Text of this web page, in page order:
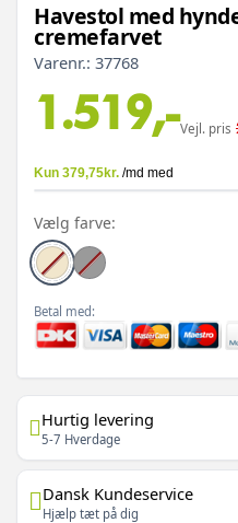
Havestol med
cremefarvet
Varenr.: 37768
1.519,-Vejl. pris
Vælg farve:
Betal med:
Hurtig levering
5-7 Hverdage
Dansk Kundeservice
Hjælp tæt på dig